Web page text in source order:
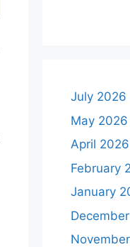
July 2026
May 2026
April 2026
February
January